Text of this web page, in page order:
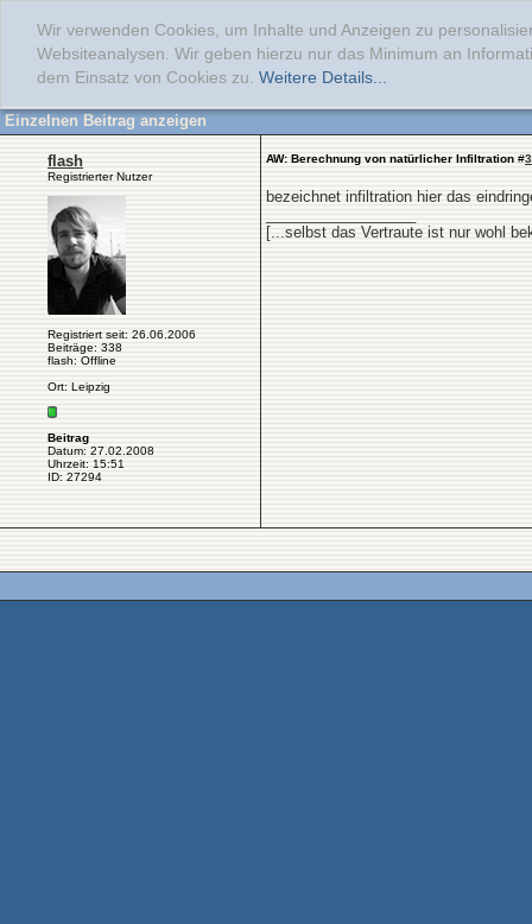
Wir verwenden Cookies, um Inhalte und Anzeigen zu
Websiteanalysen. Wir geben hierzu nur das Minimum an
dem Einsatz von Cookies zu. Weitere Details...
Einzelnen Beitrag anzeigen
flash
Registrierter Nutzer
Registriert seit: 26.06.2006
Beiträge: 338
flash: Offline
Ort: Leipzig
Beitrag
Datum: 27.02.2008
Uhrzeit: 15:51
ID: 27294
AW: Berechnung von natürlicher Infiltration #3
bezeichnet infiltration hier das
[...selbst das Vertraute ist nur wohl